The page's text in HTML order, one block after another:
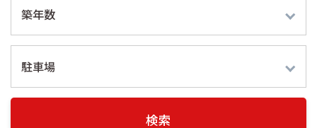
築年数
駐車場
検索